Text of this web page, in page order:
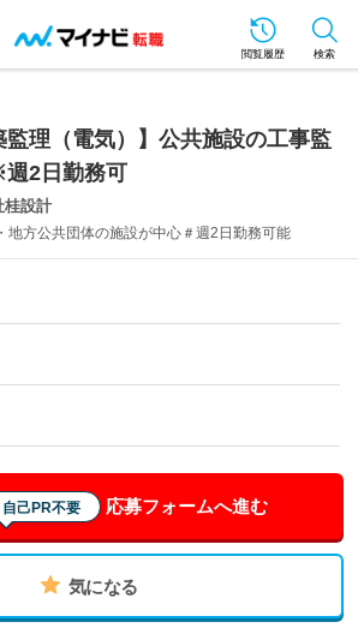
閲覧履歴 検索
監理（電気）】公共施設の工事監
2日勤務可
桂設計
地方公共団体の施設が中心＃週2日勤務可能
己PR不要 応募フォームへ進む
気になる